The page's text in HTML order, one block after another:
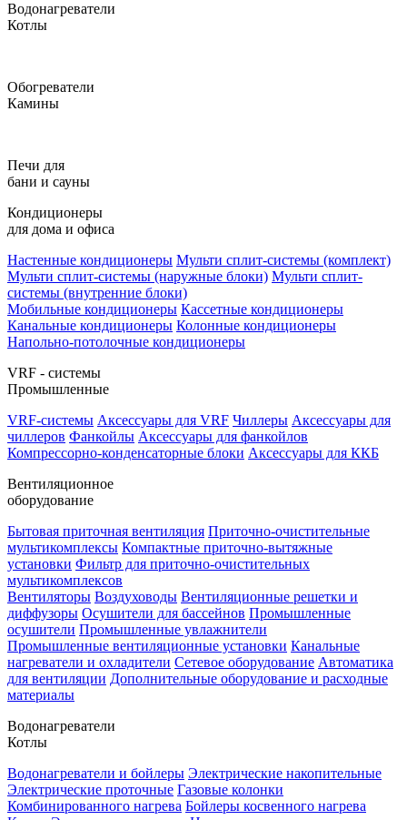
Водонагреватели
Котлы
Обогреватели
Камины
Печи для
бани и сауны
Кондиционеры
для дома и офиса
Настенные кондиционеры Мульти сплит-системы (комплект)
Мульти сплит-системы (наружные блоки) Мульти сплит-
системы (внутренние блоки)
Мобильные кондиционеры Кассетные кондиционеры
Канальные кондиционеры Колонные кондиционеры
Напольно-потолочные кондиционеры
VRF - системы
Промышленные
VRF-системы Аксессуары для VRF Чиллеры Аксессуары для
чиллеров Фанкойлы Аксессуары для фанкойлов
Компрессорно-конденсаторные блоки Аксессуары для ККБ
Вентиляционное
оборудование
Бытовая приточная вентиляция Приточно-очистительные
мультикомплексы Компактные приточно-вытяжные
установки Фильтр для приточно-очистительных
мультикомплексов
Вентиляторы Воздуховоды Вентиляционные решетки и
диффузоры Осушители для бассейнов Промышленные
осушители Промышленные увлажнители
Промышленные вентиляционные установки Канальные
нагреватели и охладители Сетевое оборудование Автоматика
для вентиляции Дополнительные оборудование и расходные
материалы
Водонагреватели
Котлы
Водонагреватели и бойлеры Электрические накопительные
Электрические проточные Газовые колонки
Комбинированного нагрева Бойлеры косвенного нагрева